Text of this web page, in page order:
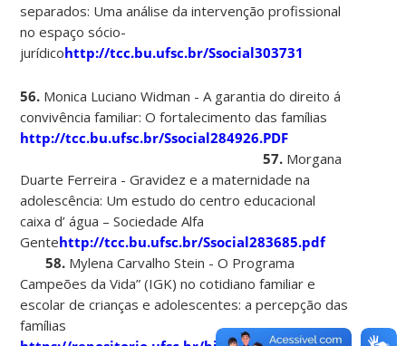
separados: Uma análise da intervenção profissional
no espaço sócio-
jurídicohttp://tcc.bu.ufsc.br/Ssocial303731
56. Monica Luciano Widman - A garantia do direito á
convivência familiar: O fortalecimento das famílias
http://tcc.bu.ufsc.br/Ssocial284926.PDF
57. Morgana
Duarte Ferreira - Gravidez e a maternidade na
adolescência: Um estudo do centro educacional
caixa d’ água – Sociedade Alfa
Gentehttp://tcc.bu.ufsc.br/Ssocial283685.pdf
58. Mylena Carvalho Stein - O Programa
Campeões da Vida” (IGK) no cotidiano familiar e
escolar de crianças e adolescentes: a percepção das
famílias